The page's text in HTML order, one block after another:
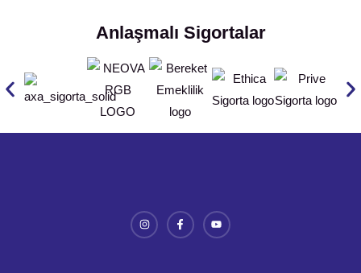
Anlaşmalı Sigortalar